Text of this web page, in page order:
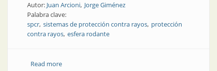
Autor: Juan Arcioni Jorge Giménez
Palabra clave:
spcr sistemas de protección contra rayos protección
contra rayos esfera rodante
Read moreabout Nota técnica | Los sistemas de protección